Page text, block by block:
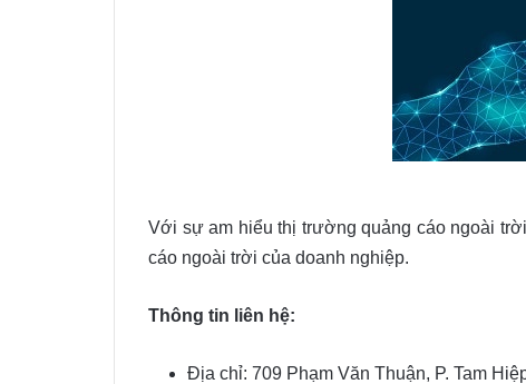
Với sự am hiểu thị trường quảng cáo ngoài
cáo ngoài trời của doanh nghiệp.
Thông tin liên hệ:
Địa chỉ: 709 Phạm Văn Thuận, P. Tam